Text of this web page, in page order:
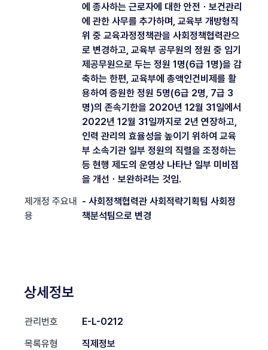
에 종사하는 근로자에 대한 안전ㆍ보건관리
에 관한 사무를 추가하며, 교육부 개방형직
위 중 교육과정정책관을 사회정책협력관으
로 변경하고, 교육부 공무원의 정원 중 임기
제공무원으로 두는 정원 1명(6급 1명)을 감
축하는 한편, 교육부에 총액인건비제를 활
용하여 증원한 정원 5명(6급 2명, 7급 3
명)의 존속기한을 2020년 12월 31일에서
2022년 12월 31일까지로 2년 연장하고,
인력 관리의 효율성을 높이기 위하여 교육
부 소속기관 일부 정원의 직렬을 조정하는
등 현행 제도의 운영상 나타난 일부 미비점
을 개선ㆍ보완하려는 것임.
제개정 주요내
용
- 사회정책협력관 사회적략기획팀 사회정
책분석팀으로 변경
상세정보
관리번호
E-L-0212
목록유형
직제정보